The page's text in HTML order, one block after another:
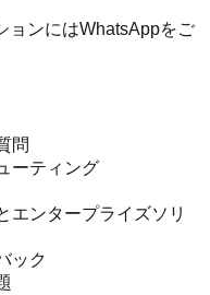
ョンにはWhatsAppをご
問
ーティング
エンタープライズソリ
ック